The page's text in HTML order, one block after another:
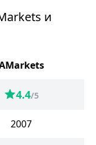
и
4.4/5
2007